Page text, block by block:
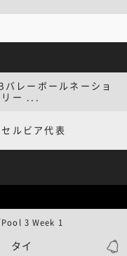
バレーボールネーショ
リー ...
ルビア代表
タイ
3 Week 1